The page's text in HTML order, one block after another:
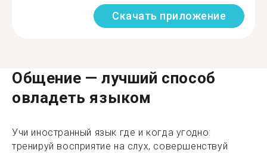
Скачать приложение
Общение — лучший способ
овладеть языком
Учи иностранный язык где и когда угодно:
тренируй восприятие на слух, совершенствуй